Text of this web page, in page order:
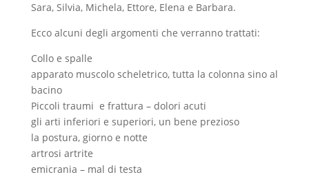
Sara, Silvia, Michela, Ettore, Elena e Barbara.
Ecco alcuni degli argomenti che verranno trattati:
Collo e spalle
apparato muscolo scheletrico, tutta la colonna sino al
bacino
Piccoli traumi e frattura – dolori acuti
gli arti inferiori e superiori, un bene prezioso
la postura, giorno e notte
artrosi artrite
emicrania – mal di testa